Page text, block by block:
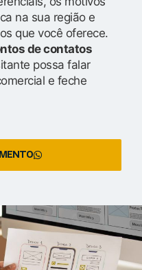
na sua região e
que você oferece.
de contatos
possa falar
e feche